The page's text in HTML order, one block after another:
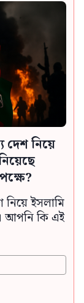
দেশ নিয়ে
নিয়ে ইসলামি
আপনি কি এই